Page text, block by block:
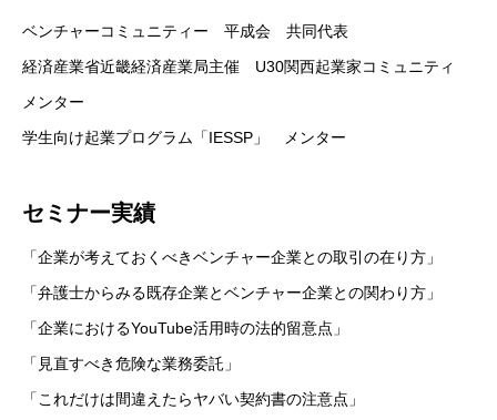
ベンチャーコミュニティー 平成会 共同代表
経済産業省近畿経済産業局主催 U30関西起業家コミュニティ
メンター
学生向け起業プログラム「IESSP」 メンター
セミナー実績
「企業が考えておくべきベンチャー企業との取引の在り方」
「弁護士からみる既存企業とベンチャー企業との関わり方」
「企業におけるYouTube活用時の法的留意点」
「見直すべき危険な業務委託」
「これだけは間違えたらヤバい契約書の注意点」